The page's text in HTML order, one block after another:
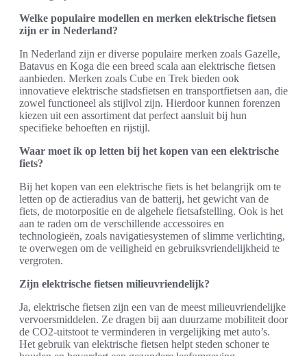
Welke populaire modellen en merken elektrische fietsen
zijn er in Nederland?
In Nederland zijn er diverse populaire merken zoals Gazelle,
Batavus en Koga die een breed scala aan elektrische fietsen
aanbieden. Merken zoals Cube en Trek bieden ook
innovatieve elektrische stadsfietsen en transportfietsen aan, die
zowel functioneel als stijlvol zijn. Hierdoor kunnen forenzen
kiezen uit een assortiment dat perfect aansluit bij hun
specifieke behoeften en rijstijl.
Waar moet ik op letten bij het kopen van een elektrische
fiets?
Bij het kopen van een elektrische fiets is het belangrijk om te
letten op de actieradius van de batterij, het gewicht van de
fiets, de motorpositie en de algehele fietsafstelling. Ook is het
aan te raden om de verschillende accessoires en
technologieën, zoals navigatiesystemen of slimme verlichting,
te overwegen om de veiligheid en gebruiksvriendelijkheid te
vergroten.
Zijn elektrische fietsen milieuvriendelijk?
Ja, elektrische fietsen zijn een van de meest milieuvriendelijke
vervoersmiddelen. Ze dragen bij aan duurzame mobiliteit door
de CO2-uitstoot te verminderen in vergelijking met auto’s.
Het gebruik van elektrische fietsen helpt steden schoner te